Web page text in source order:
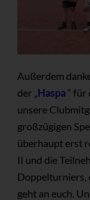
Außerdem
der „Haspa “ für
unsere
großzügigen
überhaupt erst
II und die
Doppelturniers,
geht an euch.